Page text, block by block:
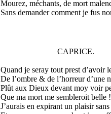
Mourez, méchants, de mort
Sans demander comment je fus
CAPRICE.
Quand je seray tout prest d’avoir
De l’ombre & de l’horreur d’une
Plût aux Dieux devant moy voir
Que ma mort me sembleroit belle !
J’aurais en expirant un plaisir